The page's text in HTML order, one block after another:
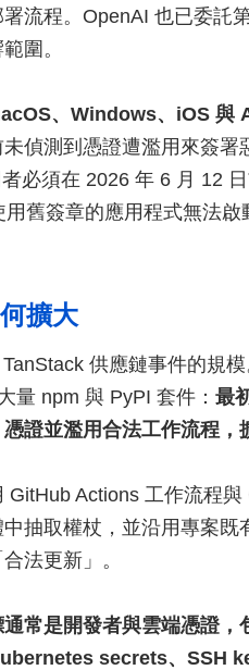
流程。OpenAI 也已委託
圍。
、Windows、iOS 與
偵測到憑證遭濫用來簽
必須在 2026 年 6 月 12
舊簽章的應用程式無法
擴大
供應鏈事件的規
量 npm 與 PyPI 套件： 最
證並濫用合法工作流程，
Actions 工作流程
抽取權杖，並沿用專案
法更新」。
通常是開發者與雲端憑證
secrets、SSH